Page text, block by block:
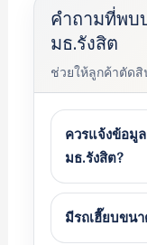
คำถามที่พบ
มธ.รังสิต
ช่วยให้ลูกค้าตัด
ควรแจ้งข้อมู
มธ.รังสิต?
มีรถเฮี๊ยบขน